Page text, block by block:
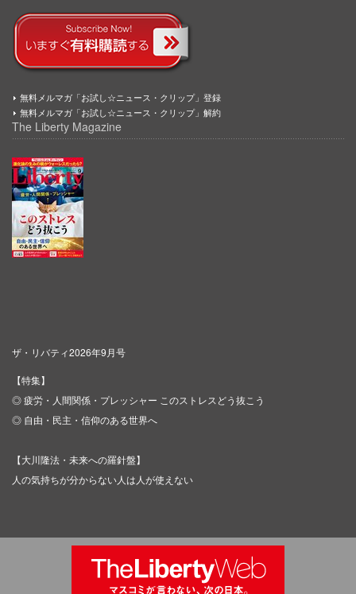
無料メルマガ「お試し☆ニュース・クリップ」登録
無料メルマガ「お試し☆ニュース・クリップ」解約
The Liberty Magazine
ザ・リバティ2026年9月号
【特集】
◎ 疲労・人間関係・プレッシャー このストレスどう抜こう
◎ 自由・民主・信仰のある世界へ
【大川隆法・未来への羅針盤】
人の気持ちが分からない人は人が使えない